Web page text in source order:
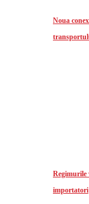
Noua
Regimurile
importatori